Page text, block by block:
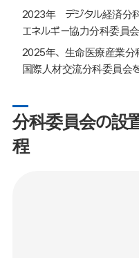
2023年 デジタル経済分科
エネルギー協力分科委員
2025年、生命医療産業分
国際人材交流分科委員会
分科委員会の設
程